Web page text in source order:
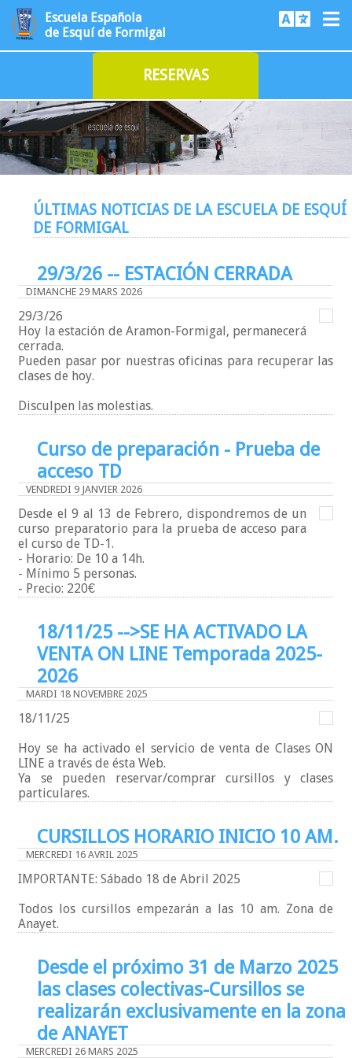
Escuela Española
de Esquí de Formigal
RESERVAS
ÚLTIMAS NOTICIAS DE LA ESCUELA DE ESQUÍ
DE FORMIGAL
29/3/26 -- ESTACIÓN CERRADA
DIMANCHE 29 MARS 2026
29/3/26
Hoy la estación de Aramon-Formigal, permanecerá
cerrada.
Pueden pasar por nuestras oficinas para recuperar las
clases de hoy.
Disculpen las molestias.
Curso de preparación - Prueba de
acceso TD
VENDREDI 9 JANVIER 2026
Desde el 9 al 13 de Febrero, dispondremos de un
curso preparatorio para la prueba de acceso para
el curso de TD-1.
- Horario: De 10 a 14h.
- Mínimo 5 personas.
- Precio: 220€
18/11/25 -->SE HA ACTIVADO LA
VENTA ON LINE Temporada 2025-
2026
MARDI 18 NOVEMBRE 2025
18/11/25
Hoy se ha activado el servicio de venta de Clases ON
LINE a través de ésta Web.
Ya se pueden reservar/comprar cursillos y clases
particulares.
CURSILLOS HORARIO INICIO 10 AM.
MERCREDI 16 AVRIL 2025
IMPORTANTE: Sábado 18 de Abril 2025
Todos los cursillos empezarán a las 10 am. Zona de
Anayet.
Desde el próximo 31 de Marzo 2025
las clases colectivas-Cursillos se
realizarán exclusivamente en la zona
de ANAYET
MERCREDI 26 MARS 2025